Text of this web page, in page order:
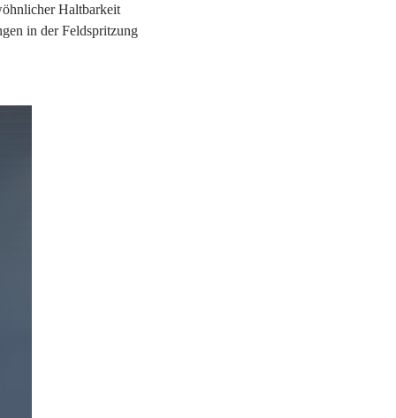
Haltbarkeit
in der Feldspritzung